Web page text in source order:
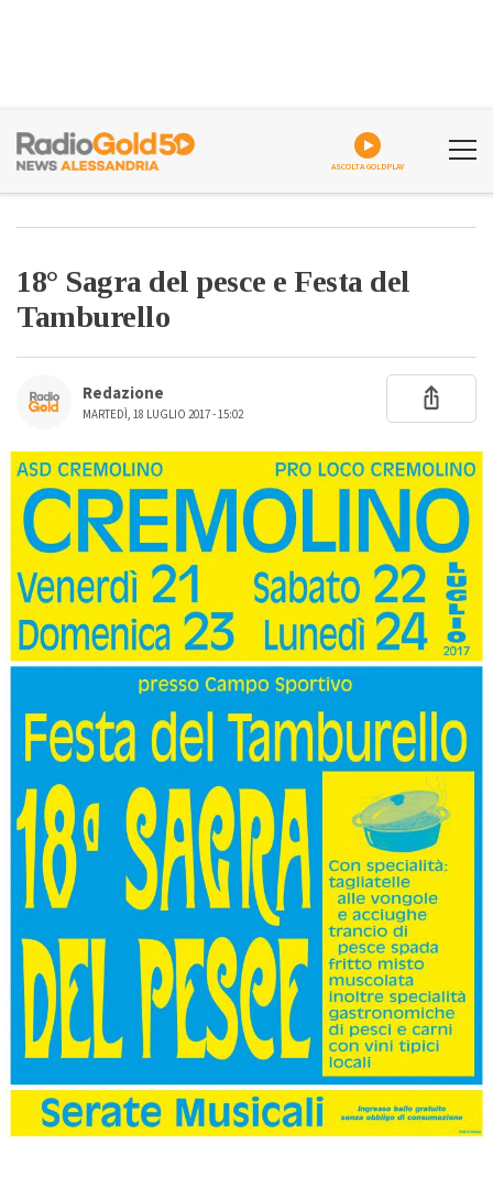
ASCOLTA GOLDPLAY
18° Sagra del pesce e Festa del
Tamburello
Redazione
MARTEDÌ, 18 LUGLIO 2017 - 15:02